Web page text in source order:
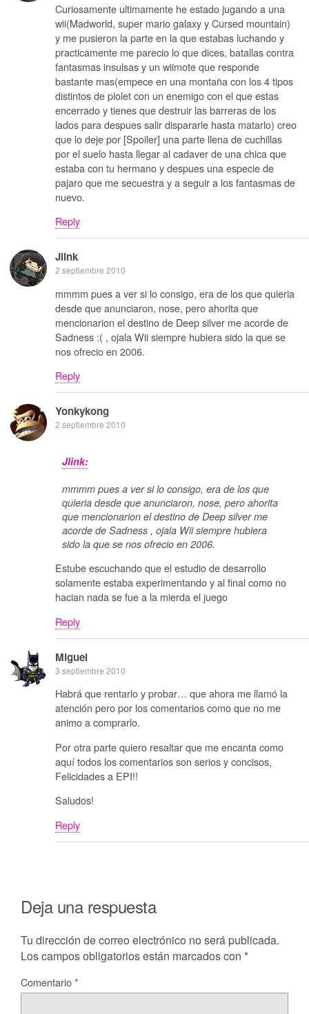
Curiosamente ultimamente he estado jugando a una
wii(Madworld, super mario galaxy y Cursed mountain)
y me pusieron la parte en la que estabas luchando y
practicamente me parecio lo que dices, batallas contra
fantasmas insulsas y un wiimote que responde
bastante mas(empece en una montaña con los 4 tipos
distintos de piolet con un enemigo con el que estas
encerrado y tienes que destruir las barreras de los
lados para despues salir dispararle hasta matarlo) creo
que lo deje por [Spoiler] una parte llena de cuchillas
por el suelo hasta llegar al cadaver de una chica que
estaba con tu hermano y despues una especie de
pajaro que me secuestra y a seguir a los fantasmas de
nuevo.
Reply
Jlink
2 septiembre 2010
mmmm pues a ver si lo consigo, era de los que quieria
desde que anunciaron, nose, pero ahorita que
mencionarion el destino de Deep silver me acorde de
Sadness :( , ojala Wii siempre hubiera sido la que se
nos ofrecio en 2006.
Reply
Yonkykong
2 septiembre 2010
Jlink:
mmmm pues a ver si lo consigo, era de los que
quieria desde que anunciaron, nose, pero ahorita
que mencionarion el destino de Deep silver me
acorde de Sadness , ojala Wii siempre hubiera
sido la que se nos ofrecio en 2006.
Estube escuchando que el estudio de desarrollo
solamente estaba experimentando y al final como no
hacian nada se fue a la mierda el juego
Reply
Miguel
3 septiembre 2010
Habrá que rentarlo y probar… que ahora me llamó la
atención pero por los comentarios como que no me
animo a comprarlo.
Por otra parte quiero resaltar que me encanta como
aquí todos los comentarios son serios y concisos,
Felicidades a EPI!!
Saludos!
Reply
Deja una respuesta
Tu dirección de correo electrónico no será publicada.
Los campos obligatorios están marcados con *
Comentario*